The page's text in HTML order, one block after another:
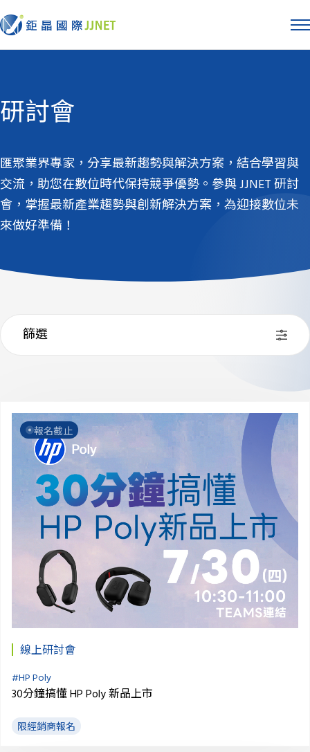
研討會
匯聚業界專家，分享最新趨勢與解決方案，結合學習與
交流，助您在數位時代保持競爭優勢。參與 JJNET 研討
會，掌握最新產業趨勢與創新解決方案，為迎接數位未
來做好準備！
篩選
報名截止
線上研討會
#HP Poly
30分鐘搞懂 HP Poly 新品上市
限經銷商報名